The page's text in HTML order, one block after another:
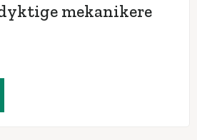
mekanikere